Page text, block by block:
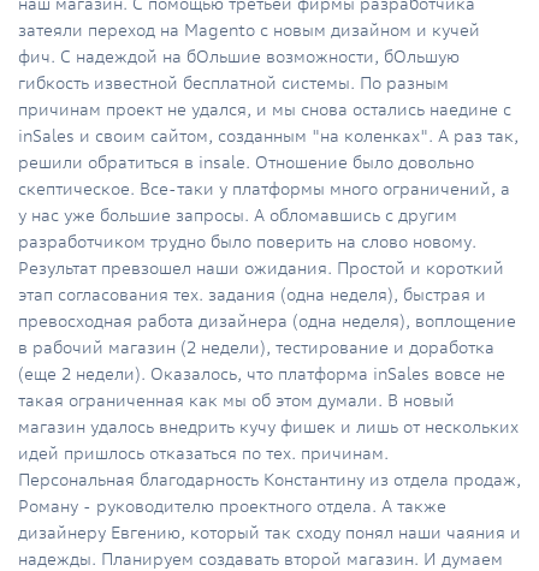
затеяли переход на Magento с новым дизайном и кучей
фич. С надеждой на бОльшие возможности, бОльшую
гибкость известной бесплатной системы. По разным
причинам проект не удался, и мы снова остались наедине с
inSales и своим сайтом, созданным "на коленках". А раз так,
решили обратиться в insale. Отношение было довольно
скептическое. Все-таки у платформы много ограничений, а
у нас уже большие запросы. А обломавшись с другим
разработчиком трудно было поверить на слово новому.
Результат превзошел наши ожидания. Простой и короткий
этап согласования тех. задания (одна неделя), быстрая и
превосходная работа дизайнера (одна неделя), воплощение
в рабочий магазин (2 недели), тестирование и доработка
(еще 2 недели). Оказалось, что платформа inSales вовсе не
такая ограниченная как мы об этом думали. В новый
магазин удалось внедрить кучу фишек и лишь от нескольких
идей пришлось отказаться по тех. причинам.
Персональная благодарность Константину из отдела продаж,
Роману - руководителю проектного отдела. А также
дизайнеру Евгению, который так сходу понял наши чаяния и
надежды. Планируем создавать второй магазин. И думаем